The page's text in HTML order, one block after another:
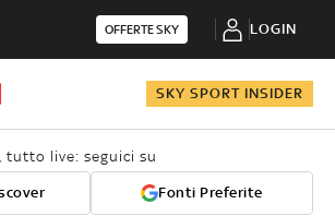
OFFERTE SKY LOGIN
SKY SPORT INSIDER
tutto live: seguici su
Fonti Preferite